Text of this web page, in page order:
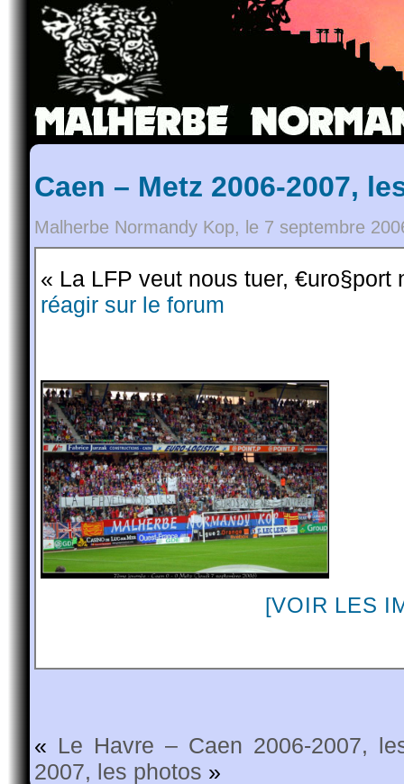
Caen – Metz 2006-2007,
Malherbe Normandy Kop, le 7 septembre
« La LFP veut nous tuer, €uro§port
réagir sur le forum
[VOIR LES
« Le Havre – Caen 2006-2007,
2007, les photos »